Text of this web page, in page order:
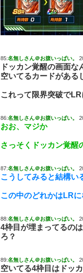
85:名無しさん＠お腹いっぱい。
ドッカン覚醒の画面
空いてるカードがある
これって限界突破で
86:名無しさん＠お腹いっぱい。
おお、マジか
さっそくドッカン覚醒
87:名無しさん＠お腹いっぱい。
こうしてみると結構い
この中のどれかはLR
88:名無しさん＠お腹いっぱい。
4枠目が埋まってるの
ろ？
89:名無しさん＠お腹いっぱい。
空いてる4枠目はドッ